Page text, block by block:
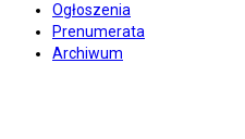
Ogłoszenia
Prenumerata
Archiwum